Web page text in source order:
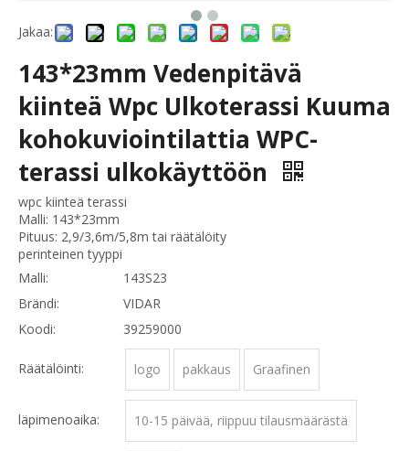
Jakaa:
143*23mm Vedenpitävä
kiinteä Wpc Ulkoterassi Kuuma
kohokuviointilattia WPC-
terassi ulkokäyttöön
wpc kiinteä terassi
Malli: 143*23mm
Pituus: 2,9/3,6m/5,8m tai räätälöity
perinteinen tyyppi
Malli:
143S23
Brändi:
VIDAR
Koodi:
39259000
Räätälöinti: logo pakkaus Graafinen
läpimenoaika: 10-15 päivää, riippuu tilausmäärästä